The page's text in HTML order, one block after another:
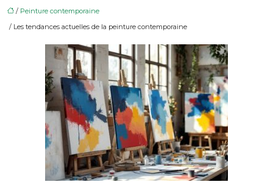
/ Peinture contemporaine
/ Les tendances actuelles de la peinture contemporaine